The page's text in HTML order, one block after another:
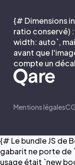
{# Dimensions
ratio conservé)
width: auto`,
avant que
compte un
Mentions légales
{# Le bundle JS de
gabarit ne porte
usage était `new